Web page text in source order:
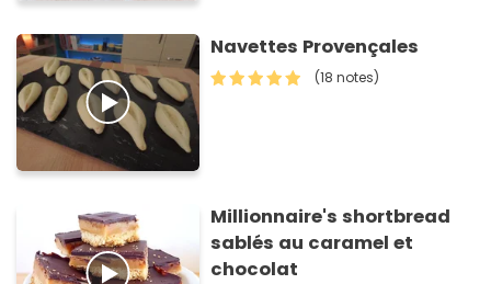
Navettes Provençales
(18 notes)
Millionnaire's shortbread
sablés au caramel et
chocolat